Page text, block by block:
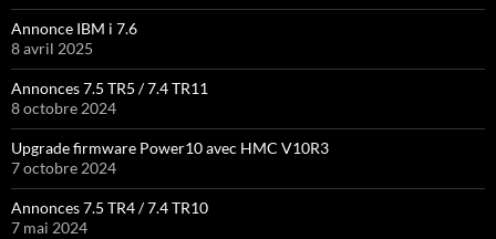
Annonce IBM i 7.6
8 avril 2025
Annonces 7.5 TR5 / 7.4 TR11
8 octobre 2024
Upgrade firmware Power10 avec HMC V10R3
7 octobre 2024
Annonces 7.5 TR4 / 7.4 TR10
7 mai 2024